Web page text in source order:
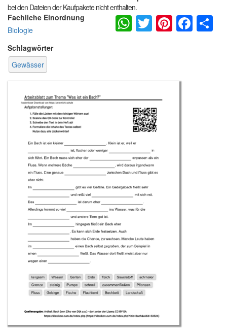
bei den Dateien der Kaufpakete nicht enthalten.
Fachliche Einordnung
Biologie
Schlagwörter
Gewässer
WhatsApp
Twitter